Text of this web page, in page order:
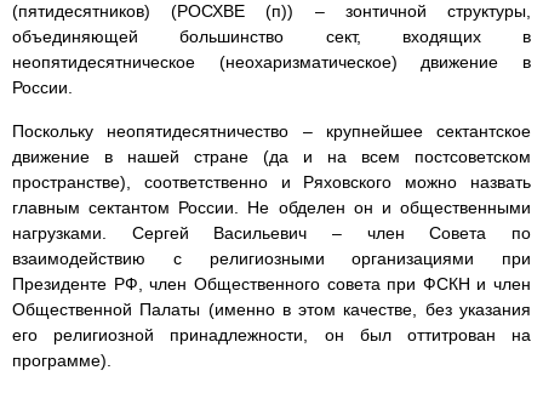
(пятидесятников) (РОСХВЕ (п)) – зонтичной структуры,
объединяющей большинство сект, входящих в
неопятидесятническое (неохаризматическое) движение в
России.
Поскольку неопятидесятничество – крупнейшее сектантское
движение в нашей стране (да и на всем постсоветском
пространстве), соответственно и Ряховского можно назвать
главным сектантом России. Не обделен он и общественными
нагрузками. Сергей Васильевич – член Совета по
взаимодействию с религиозными организациями при
Президенте РФ, член Общественного совета при ФСКН и член
Общественной Палаты (именно в этом качестве, без указания
его религиозной принадлежности, он был оттитрован на
программе).